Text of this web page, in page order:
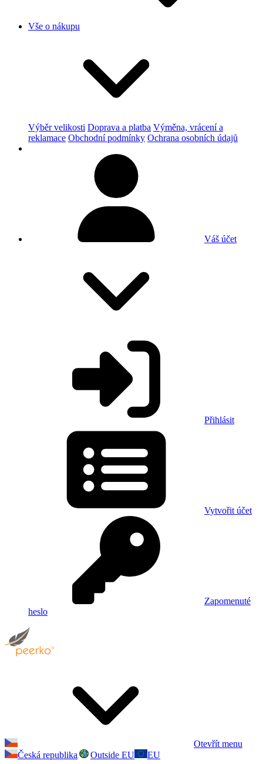
Vše o nákupu
Výběr velikosti Doprava a platba Výměna, vrácení a
reklamace Obchodní podmínky Ochrana osobních údajů
Váš účet
Přihlásit
Vytvořit účet
Zapomenuté
heslo
Otevřít menu
Česká republika
Outside EU EU